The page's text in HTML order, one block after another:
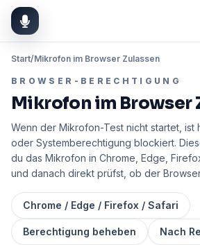
Start/Mikrofon im Browser Zulassen
BROWSER-BERECHTIGUNG
Mikrofon im Browser
Wenn der Mikrofon-Test nicht startet, ist
oder Systemberechtigung blockiert.
du das Mikrofon in Chrome, Edge,
und danach direkt prüfst, ob der
Chrome / Edge / Firefox / Safari
Berechtigung beheben Nach